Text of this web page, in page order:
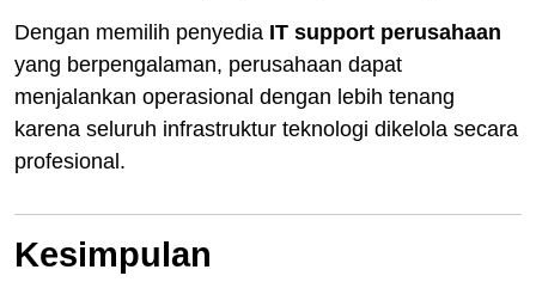
Dengan memilih penyedia IT support perusahaan
yang berpengalaman, perusahaan dapat
menjalankan operasional dengan lebih tenang
karena seluruh infrastruktur teknologi dikelola secara
profesional.
Kesimpulan